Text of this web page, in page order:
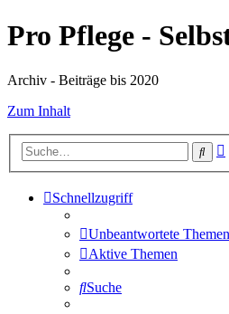
Pro Pflege -
Archiv - Beiträge bis 2020
Zum Inhalt
Schnellzugriff
Unbeantwortete Themen
Aktive Themen
Suche